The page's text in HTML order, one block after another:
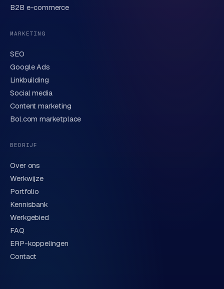
Verstuur aanvraag
We behandelen je gegevens zorgvuldig conform onze
privacyverklaring. Of bel direct
B2B e-commerce
MARKETING
SEO
Google Ads
Linkbuilding
Social media
Content marketing
Bol.com marketplace
BEDRIJF
Over ons
Werkwijze
Portfolio
Kennisbank
Werkgebied
FAQ
ERP-koppelingen
Contact